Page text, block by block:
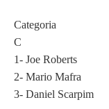
Categoria
C
1- Joe Roberts
2- Mario Mafra
3- Daniel Scarpim